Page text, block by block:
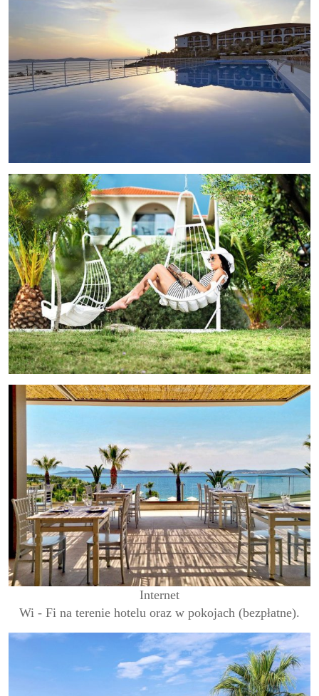
Internet
Wi - Fi na terenie hotelu oraz w pokojach (bezpłatne).